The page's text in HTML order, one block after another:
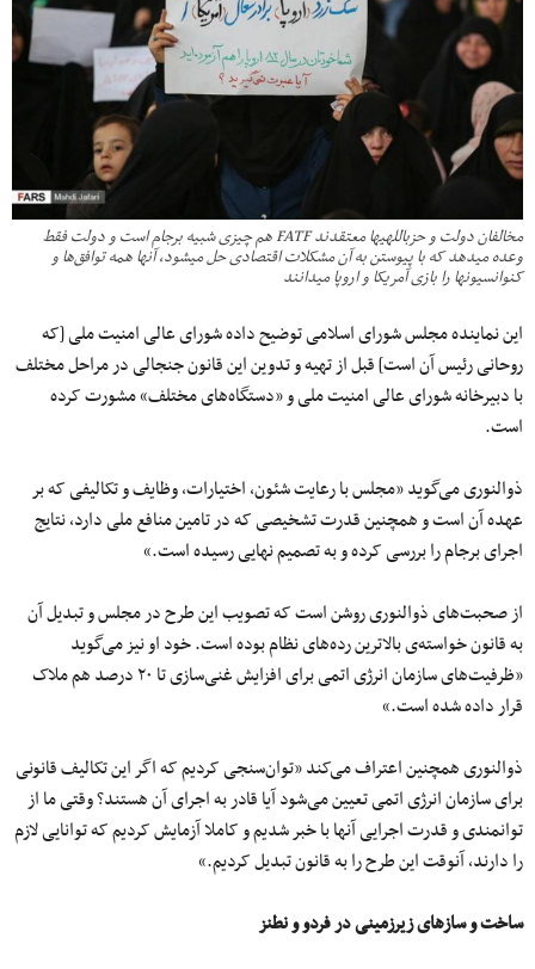
مخالفان دولت و حزب‎اللهی‎ها معتقدند FATF هم چیزی شبیه برجام است و دولت فقط
وعده می‎دهد که با پیوستن به آن مشکلات اقتصادی حل می‎شود، آنها همه توافق‌ها و
کنوانسیون‎ها را بازی آمریکا و اروپا می‎دانند
این نماینده مجلس شورای اسلامی توضیح داده شورای عالی امنیت ملی [که
روحانی رئیس آن است] قبل از تهیه و تدوین این قانون جنجالی در مراحل مختلف
با دبیرخانه شورای عالی امنیت ملی و «دستگاه‌های مختلف» مشورت کرده
است.
ذوالنوری می‌گوید «مجلس با رعایت شئون، اختیارات، وظایف و تکالیفی که بر
عهده آن است و همچنین قدرت تشخیصی که در تامین منافع ملی دارد، نتایج
اجرای برجام را بررسی کرده و به تصمیم نهایی رسیده است.»
از صحبت‌های ذوالنوری روشن است که تصویب این طرح در مجلس و تبدیل آن
به قانون خواسته‌ی بالاترین رده‌های نظام بوده است. خود او نیز می‌گوید
«ظرفیت‌های سازمان انرژی اتمی برای افزایش غنی‌سازی تا ۲۰ درصد هم ملاک
قرار داده شده است.»
ذوالنوری همچنین اعتراف می‌کند «توان‌سنجی کردیم که اگر این تکالیف قانونی
برای سازمان انرژی اتمی تعیین می‌شود آیا قادر به اجرای آن هستند؟ وقتی ما از
توانمندی و قدرت اجرایی آنها با خبر شدیم و کاملا آزمایش کردیم که توانایی لازم
را دارند، آنوقت این طرح را به قانون تبدیل کردیم.»
ساخت و سازهای زیرزمینی در فردو و نطنز